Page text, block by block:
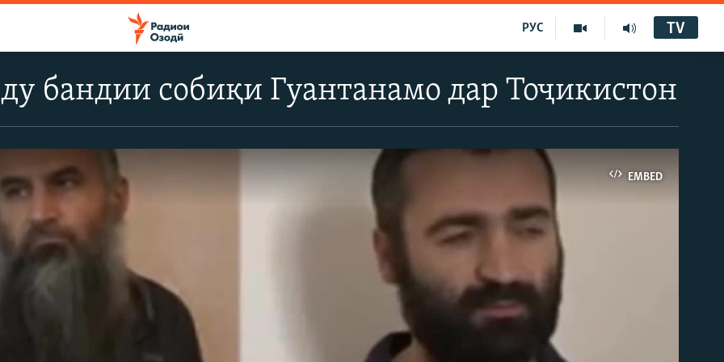
РУС TV
бандии собиқи Гуантанамо дар Тоҷикистон
EMBED